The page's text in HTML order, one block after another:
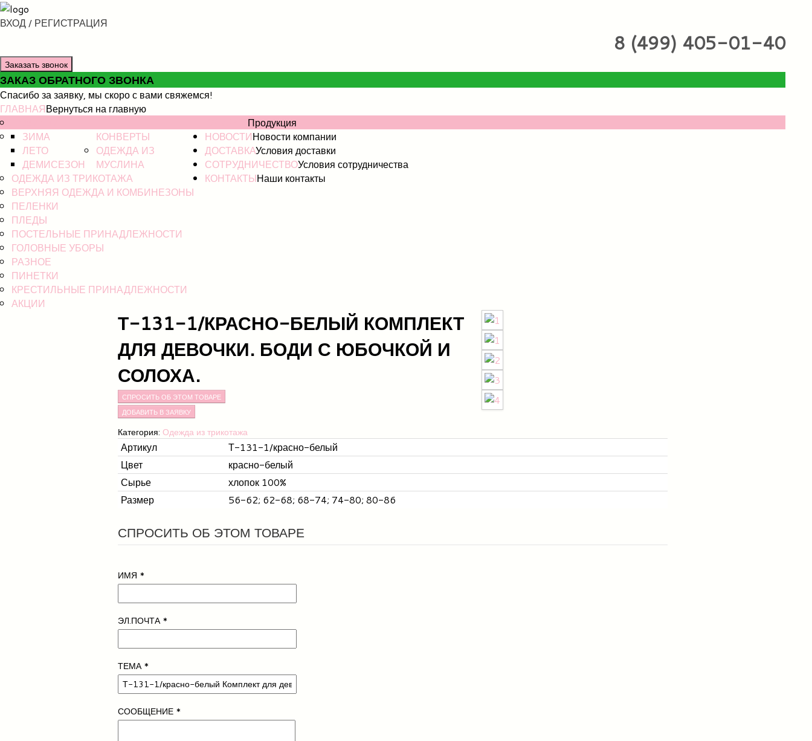
ВХОД / РЕГИСТРАЦИЯ
8 (499) 405-01-40
Заказать звонок
ЗАКАЗ ОБРАТНОГО ЗВОНКА
Спасибо за заявку, мы скоро с вами свяжемся!
ГЛАВНАЯВернуться на главную
Продукция
КОНВЕРТЫ
ЗИМА
ЛЕТО
ДЕМИСЕЗОН
ОДЕЖДА ИЗ
МУСЛИНА
ОДЕЖДА ИЗ ТРИКОТАЖА
ВЕРХНЯЯ ОДЕЖДА И КОМБИНЕЗОНЫ
ПЕЛЕНКИ
ПЛЕДЫ
ПОСТЕЛЬНЫЕ ПРИНАДЛЕЖНОСТИ
ГОЛОВНЫЕ УБОРЫ
РАЗНОЕ
ПИНЕТКИ
КРЕСТИЛЬНЫЕ ПРИНАДЛЕЖНОСТИ
АКЦИИ
НОВОСТИНовости компании
ДОСТАВКАУсловия доставки
СОТРУДНИЧЕСТВОУсловия сотрудничества
КОНТАКТЫНаши контакты
Т-131-1/КРАСНО-БЕЛЫЙ КОМПЛЕКТ
ДЛЯ ДЕВОЧКИ. БОДИ С ЮБОЧКОЙ И
СОЛОХА.
СПРОСИТЬ ОБ ЭТОМ ТОВАРЕ
Категория: Одежда из трикотажа
Артикул
Т-131-1/красно-белый
Цвет
красно-белый
Сырье
хлопок 100%
Размер
56-62; 62-68; 68-74; 74-80; 80-86
СПРОСИТЬ ОБ ЭТОМ ТОВАРЕ
ИМЯ *
ЭЛ.ПОЧТА*
ТЕМА*
СООБЩЕНИЕ *